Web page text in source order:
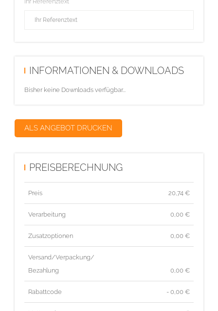
INFORMATIONEN & DOWNLOADS
Bisher keine Downloads verfügbar...
ALS ANGEBOT DRUCKEN
PREISBERECHNUNG
Preis 20,74 €
Verarbeitung 0,00 €
Zusatzoptionen 0,00 €
Versand/Verpackung/
Bezahlung
0,00 €
Rabattcode - 0,00 €